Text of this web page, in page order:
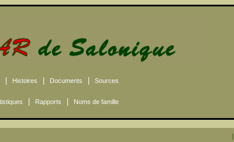
Histoires Documents Sources
Rapports Noms de famille